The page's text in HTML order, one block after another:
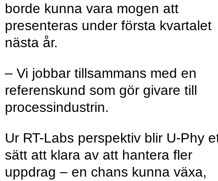
borde kunna vara mogen att
presenteras under första kvartalet
nästa år.
– Vi jobbar tillsammans med en
referenskund som gör givare till
processindustrin.
Ur RT-Labs perspektiv blir U-Phy
sätt att klara av att hantera fler
uppdrag – en chans kunna växa,